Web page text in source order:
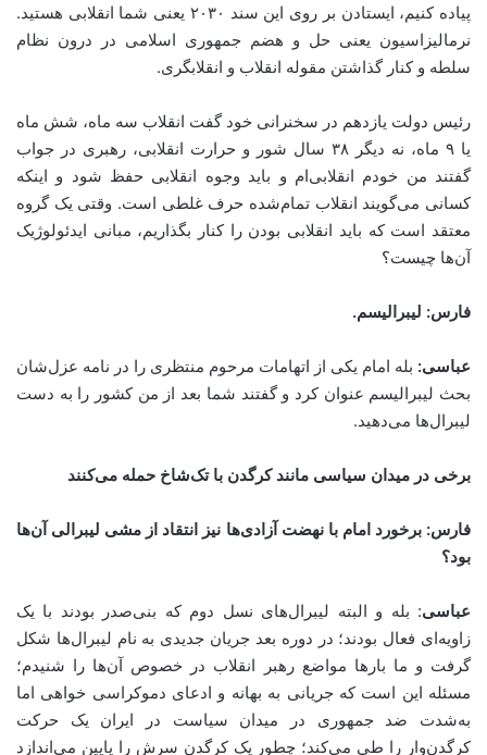
پیاده کنیم، ایستادن بر روی این سند ۲۰۳۰ یعنی شما انقلابی هستید.
نرمالیزاسیون یعنی حل و هضم جمهوری اسلامی در درون نظام
سلطه و کنار گذاشتن مقوله انقلاب و انقلابگری.
رئیس دولت یازدهم در سخنرانی خود گفت انقلاب سه ماه، شش ماه
یا ۹ ماه، نه دیگر ۳۸ سال شور و حرارت انقلابی، رهبری در جواب
گفتند من خودم انقلابی‌ام و باید وجوه انقلابی حفظ شود و اینکه
کسانی می‌گویند انقلاب تمام‌شده حرف غلطی است. وقتی یک گروه
معتقد است که باید انقلابی بودن را کنار بگذاریم، مبانی ایدئولوژیک
آن‌ها چیست؟
فارس: لیبرالیسم.
عباسی: بله امام یکی از اتهامات مرحوم منتظری را در نامه عزل‌شان
بحث لیبرالیسم عنوان کرد و گفتند شما بعد از من کشور را به دست
لیبرال‌ها می‌دهید.
برخی در میدان سیاسی مانند کرگدن با تک‌شاخ حمله می‌کنند
فارس: برخورد امام با نهضت آزادی‌ها نیز انتقاد از مشی لیبرالی آن‌ها
بود؟
عباسی: بله و البته لیبرال‌های نسل دوم که بنی‌صدر بودند با یک
زاویه‌ای فعال بودند؛ در دوره بعد جریان جدیدی به نام لیبرال‌ها شکل
گرفت و ما بارها مواضع رهبر انقلاب در خصوص آن‌ها را شنیدم؛
مسئله این است که جریانی به بهانه و ادعای دموکراسی خواهی اما
به‌شدت ضد جمهوری در میدان سیاست در ایران یک حرکت
کرگدن‌وار را طی می‌کند؛ چطور یک کرگدن سرش را پایین می‌اندازد